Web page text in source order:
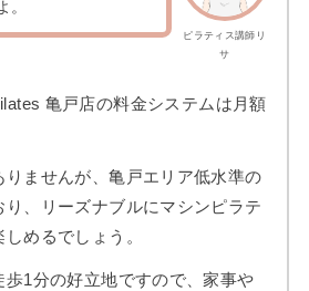
ピラティス講師リ
サ
。
亀戸店の料金システムは月額
ませんが、亀戸エリア低水準の
、リーズナブルにマシンピラテ
めるでしょう。
歩1分の好立地ですので、家事や